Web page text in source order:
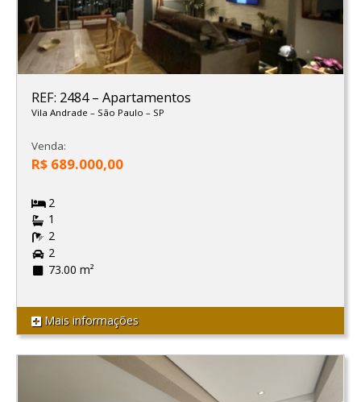
REF: 2484– Apartamentos
Vila Andrade – São Paulo – SP
Venda:
R$ 689.000,00
2
1
2
2
73.00 m²
Mais informações